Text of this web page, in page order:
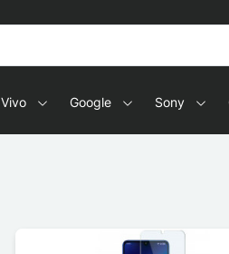
Vivo Google Sony